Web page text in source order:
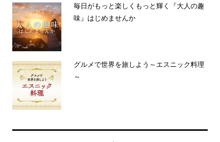
毎日がもっと楽しくもっと輝く『大人の趣
味』はじめませんか
グルメで世界を旅しよう～エスニック料理
～